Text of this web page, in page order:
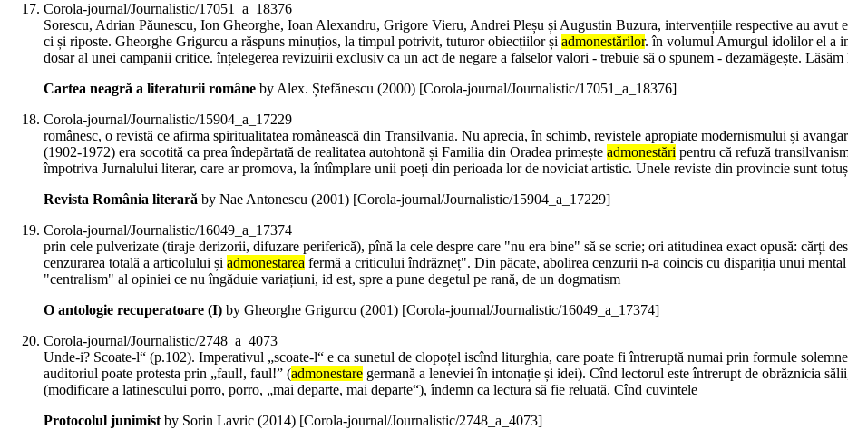
Corola-journal/Journalistic/17051_a_18376
Sorescu, Adrian Păunescu, Ion Gheorghe, Ioan Alexandru, Grigore Vieru, Andrei Pleșu și Augustin Buzura, intervențiile respective au
ci și riposte. Gheorghe Grigurcu a răspuns minuțios, la timpul potrivit, tuturor obiecțiilor și admonestărilor. în volumul Amurgul idolilor el a
dosar al unei campanii critice. înțelegerea revizuirii exclusiv ca un act de negare a falselor valori - trebuie să o spunem - dezamăgește. Lăsăm
Cartea neagră a literaturii române by Alex. Ștefănescu (2000) [Corola-journal/Journalistic/17051_a_18376]
Corola-journal/Journalistic/15904_a_17229
românesc, o revistă ce afirma spiritualitatea românească din Transilvania. Nu aprecia, în schimb, revistele apropiate modernismului și
(1902-1972) era socotită ca prea îndepărtată de realitatea autohtonă și Familia din Oradea primește admonestări pentru că refuză
împotriva Jurnalului literar, care ar promova, la întîmplare unii poeți din perioada lor de noviciat artistic. Unele reviste din provincie sunt
Revista România literară by Nae Antonescu (2001) [Corola-journal/Journalistic/15904_a_17229]
Corola-journal/Journalistic/16049_a_17374
prin cele pulverizate (tiraje derizorii, difuzare periferică), pînă la cele despre care "nu era bine" să se scrie; ori atitudinea exact opusă: cărți
cenzurarea totală a articolului și admonestarea fermă a criticului îndrăzneț". Din păcate, abolirea cenzurii n-a coincis cu dispariția unui
"centralism" al opiniei ce nu îngăduie variațiuni, id est, spre a pune degetul pe rană, de un dogmatism
O antologie recuperatoare (I) by Gheorghe Grigurcu (2001) [Corola-journal/Journalistic/16049_a_17374]
Corola-journal/Journalistic/2748_a_4073
Unde-i? Scoate-l“ (p.102). Imperativul „scoate-l“ e ca sunetul de clopoțel iscînd liturghia, care poate fi întreruptă numai prin formule
auditoriul poate protesta prin „faul!, faul!” (admonestare germană a leneviei în intonație și idei). Cînd lectorul este întrerupt de obrăznicia
(modificare a latinescului porro, porro, „mai departe, mai departe“), îndemn ca lectura să fie reluată. Cînd cuvintele
Protocolul junimistby Sorin Lavric (2014) [Corola-journal/Journalistic/2748_a_4073]